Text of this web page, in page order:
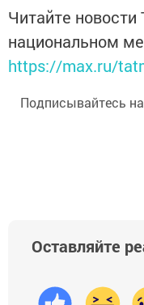
Читайте новости
национальном
https://max.ru/
Подписывайтесь на
Оставляйте